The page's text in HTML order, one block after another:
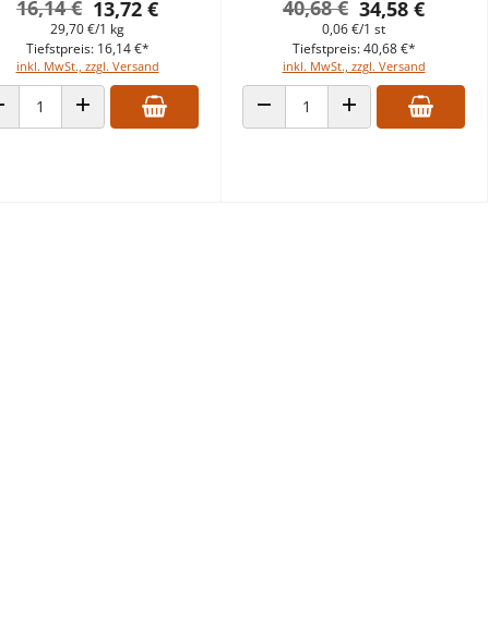
13,72 €
16,14 €
29,70 €/1 kg
inkl. MwSt., zzgl. Versand
Tiefstpreis: 16,14 €*
VERRINGERN
ANZAHL ERHÖHEN
34,58 €
40,68 €
0,06 €/1 st
inkl. MwSt., zzgl. Versand
Tiefstpreis: 40,68 €*
ANZAHL VERRINGERNANZAHL ERHÖHEN